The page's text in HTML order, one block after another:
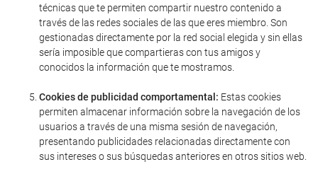
técnicas que te permiten compartir nuestro contenido a
través de las redes sociales de las que eres miembro. Son
gestionadas directamente por la red social elegida y sin ellas
sería imposible que compartieras con tus amigos y
conocidos la información que te mostramos.
Cookies de publicidad comportamental: Estas cookies
permiten almacenar información sobre la navegación de los
usuarios a través de una misma sesión de navegación,
presentando publicidades relacionadas directamente con
sus intereses o sus búsquedas anteriores en otros sitios web.